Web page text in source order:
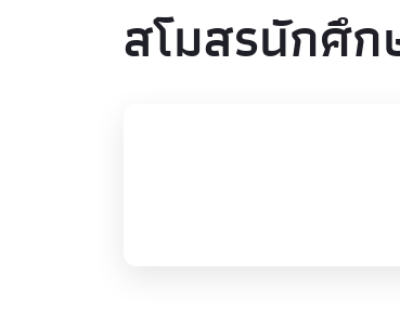
สโมสรนักศึก